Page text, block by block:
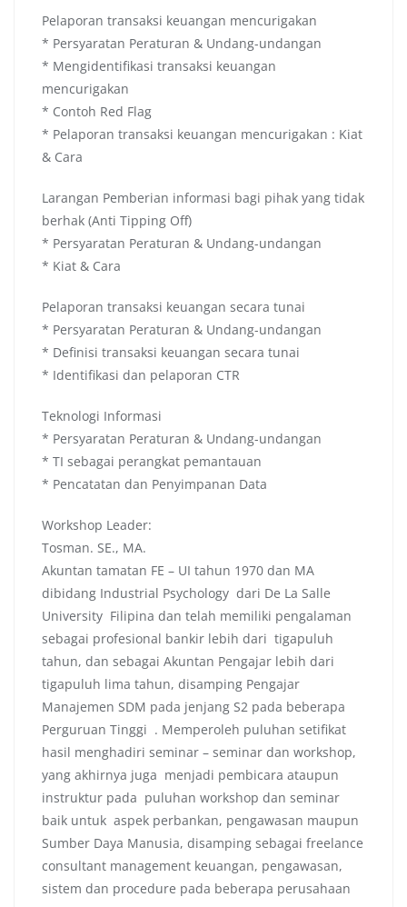
Pelaporan transaksi keuangan mencurigakan
* Persyaratan Peraturan & Undang-undangan
* Mengidentifikasi transaksi keuangan
mencurigakan
* Contoh Red Flag
* Pelaporan transaksi keuangan mencurigakan : Kiat
& Cara
Larangan Pemberian informasi bagi pihak yang tidak
berhak (Anti Tipping Off)
* Persyaratan Peraturan & Undang-undangan
* Kiat & Cara
Pelaporan transaksi keuangan secara tunai
* Persyaratan Peraturan & Undang-undangan
* Definisi transaksi keuangan secara tunai
* Identifikasi dan pelaporan CTR
Teknologi Informasi
* Persyaratan Peraturan & Undang-undangan
* TI sebagai perangkat pemantauan
* Pencatatan dan Penyimpanan Data
Workshop Leader:
Tosman. SE., MA.
Akuntan tamatan FE – UI tahun 1970 dan MA
dibidang Industrial Psychology dari De La Salle
University Filipina dan telah memiliki pengalaman
sebagai profesional bankir lebih dari tigapuluh
tahun, dan sebagai Akuntan Pengajar lebih dari
tigapuluh lima tahun, disamping Pengajar
Manajemen SDM pada jenjang S2 pada beberapa
Perguruan Tinggi . Memperoleh puluhan setifikat
hasil menghadiri seminar – seminar dan workshop,
yang akhirnya juga menjadi pembicara ataupun
instruktur pada puluhan workshop dan seminar
baik untuk aspek perbankan, pengawasan maupun
Sumber Daya Manusia, disamping sebagai freelance
consultant management keuangan, pengawasan,
sistem dan procedure pada beberapa perusahaan